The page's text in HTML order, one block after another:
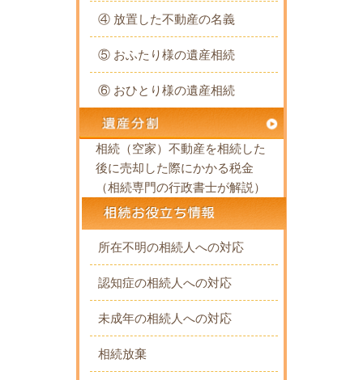
④ 放置した不動産の名義
⑤ おふたり様の遺産相続
⑥ おひとり様の遺産相続
相続（空家）不動産を相続した
後に売却した際にかかる税金
（相続専門の行政書士が解説）
所在不明の相続人への対応
認知症の相続人への対応
未成年の相続人への対応
相続放棄